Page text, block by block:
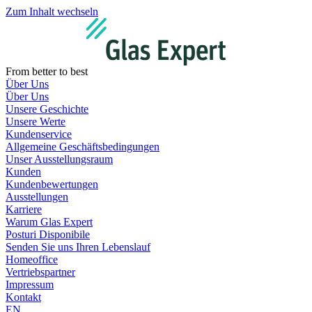
Zum Inhalt wechseln
From better to best
Über Uns
Über Uns
Unsere Geschichte
Unsere Werte
Kundenservice
Allgemeine Geschäftsbedingungen
Unser Ausstellungsraum
Kunden
Kundenbewertungen
Ausstellungen
Karriere
Warum Glas Expert
Posturi Disponibile
Senden Sie uns Ihren Lebenslauf
Homeoffice
Vertriebspartner
Impressum
Kontakt
EN